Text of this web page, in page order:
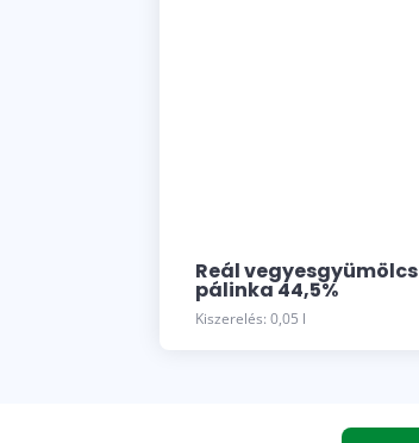
Reál vegyesgyümölcs
pálinka 44,5%
Kiszerelés: 0,05 l